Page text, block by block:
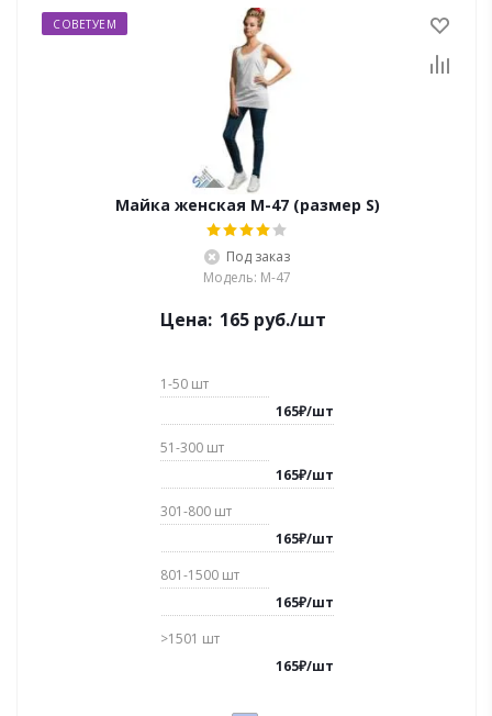
СОВЕТУЕМ
Майка женская M-47 (размер S)
Под заказ
Модель: M-47
Цена: 165 руб./шт
1-50 шт
165₽/шт
51-300 шт
165₽/шт
301-800 шт
165₽/шт
801-1500 шт
165₽/шт
>1501 шт
165₽/шт